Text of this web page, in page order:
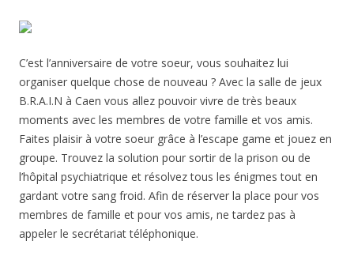
C’est l’anniversaire de votre soeur, vous souhaitez lui
organiser quelque chose de nouveau ? Avec la salle de jeux
B.R.A.I.N à Caen vous allez pouvoir vivre de très beaux
moments avec les membres de votre famille et vos amis.
Faites plaisir à votre soeur grâce à l’escape game et jouez en
groupe. Trouvez la solution pour sortir de la prison ou de
l’hôpital psychiatrique et résolvez tous les énigmes tout en
gardant votre sang froid. Afin de réserver la place pour vos
membres de famille et pour vos amis, ne tardez pas à
appeler le secrétariat téléphonique.